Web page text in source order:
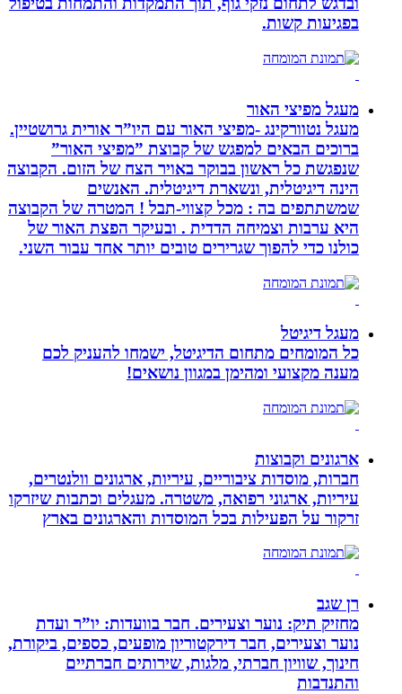
בפגיעות קשות.
מעגל מפיצי האור
מעגל נטוורקינג -מפיצי האור עם היו”ר אורית גרושטיין.
ברוכים הבאים למפגש של קבוצת ”מפיצי האור”
שנפגשת כל ראשון בבוקר באויר הצח של הזום. הקבוצה
הינה דיגיטלית, ונשארת דיגיטלית. האנשים
שמשתתפים בה : מכל קצווי-תבל ! המטרה של הקבוצה
היא ערבות וצמיחה הדדית . ובעיקר הפצת האור של
כולנו כדי להפוך שגרירים טובים יותר אחד עבור השני.
מעגל דיגיטל
כל המומחים מתחום הדיגיטל, ישמחו להעניק לכם
מענה מקצועי ומהימן במגוון נושאים!
ארגונים וקבוצות
חברות, מוסדות ציבוריים, עיריות, ארגונים וולנטרים,
עיריות, ארגוני רפואה, משטרה. מעגלים וכתבות שיזרקו
זרקור על הפעילות בכל המוסדות והארגונים בארץ
רן שגב
מחזיק תיק: נוער וצעירים. חבר בוועדות: יו”ר ועדת
נוער וצעירים, חבר דירקטוריון מופעים, כספים, ביקורת,
חינוך, שוויון חברתי, מלגות, שירותים חברתיים
והתנדבות